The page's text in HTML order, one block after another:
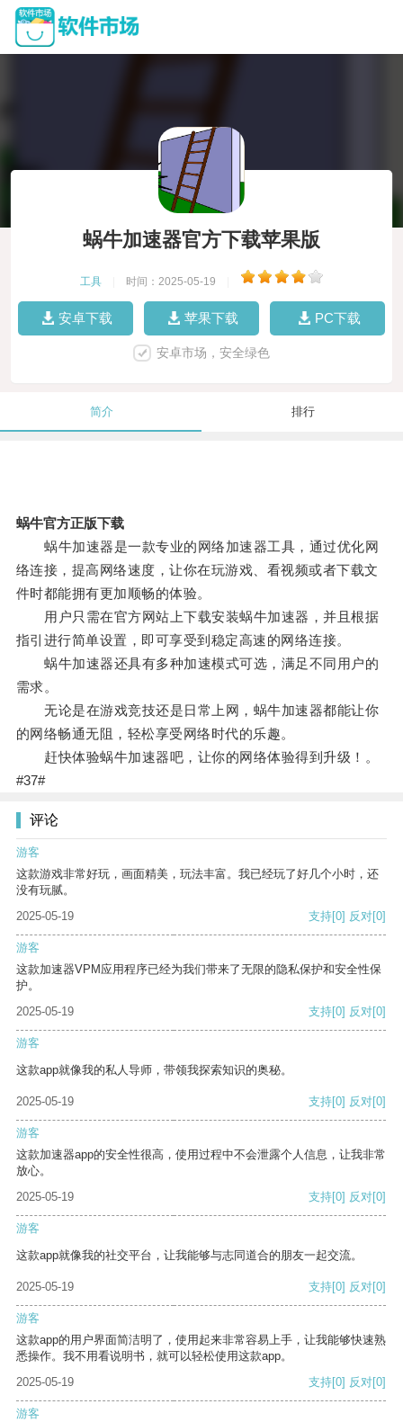
蜗牛加速器官方下载苹果版
工具 时间：2025-05-19
安卓下载 苹果下载 PC下载
安卓市场，安全绿色
简介 排行
蜗牛官方正版下载
蜗牛加速器是一款专业的网络加速器工具，通过优化网
络连接，提高网络速度，让你在玩游戏、看视频或者下载文
件时都能拥有更加顺畅的体验。
用户只需在官方网站上下载安装蜗牛加速器，并且根据
指引进行简单设置，即可享受到稳定高速的网络连接。
蜗牛加速器还具有多种加速模式可选，满足不同用户的
需求。
无论是在游戏竞技还是日常上网，蜗牛加速器都能让你
的网络畅通无阻，轻松享受网络时代的乐趣。
赶快体验蜗牛加速器吧，让你的网络体验得到升级！。
#37#
评论
游客
这款游戏非常好玩，画面精美，玩法丰富。我已经玩了好几个小时，还
没有玩腻。
2025-05-19
支持[0] 反对[0]
游客
这款加速器VPM应用程序已经为我们带来了无限的隐私保护和安全性保
护。
2025-05-19
支持[0] 反对[0]
游客
这款app就像我的私人导师，带领我探索知识的奥秘。
2025-05-19 支持[0] 反对[0]
游客
这款加速器app的安全性很高，使用过程中不会泄露个人信息，让我非常
放心。
2025-05-19
支持[0] 反对[0]
游客
这款app就像我的社交平台，让我能够与志同道合的朋友一起交流。
2025-05-19 支持[0] 反对[0]
游客
这款app的用户界面简洁明了，使用起来非常容易上手，让我能够快速熟
悉操作。我不用看说明书，就可以轻松使用这款app。
2025-05-19
支持[0] 反对[0]
游客